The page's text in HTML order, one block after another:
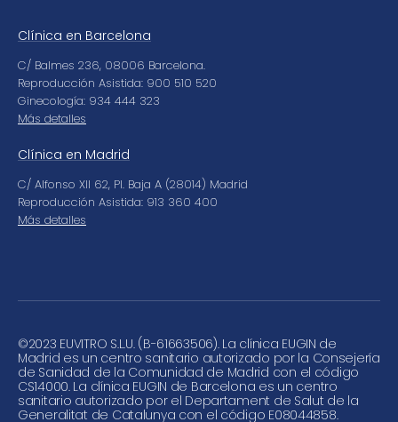
Clínica en Barcelona
C/ Balmes 236, 08006 Barcelona.
Reproducción Asistida: 900 510 520
Ginecología: 934 444 323
Más detalles
Clínica en Madrid
C/ Alfonso XII 62, Pl. Baja A (28014) Madrid
Reproducción Asistida: 913 360 400
Más detalles
©2023 EUVITRO S.L.U. (B-61663506). La clínica EUGIN de
Madrid es un centro sanitario autorizado por la Consejería
de Sanidad de la Comunidad de Madrid con el código
CS14000. La clínica EUGIN de Barcelona es un centro
sanitario autorizado por el Departament de Salut de la
Generalitat de Catalunya con el código E08044858.